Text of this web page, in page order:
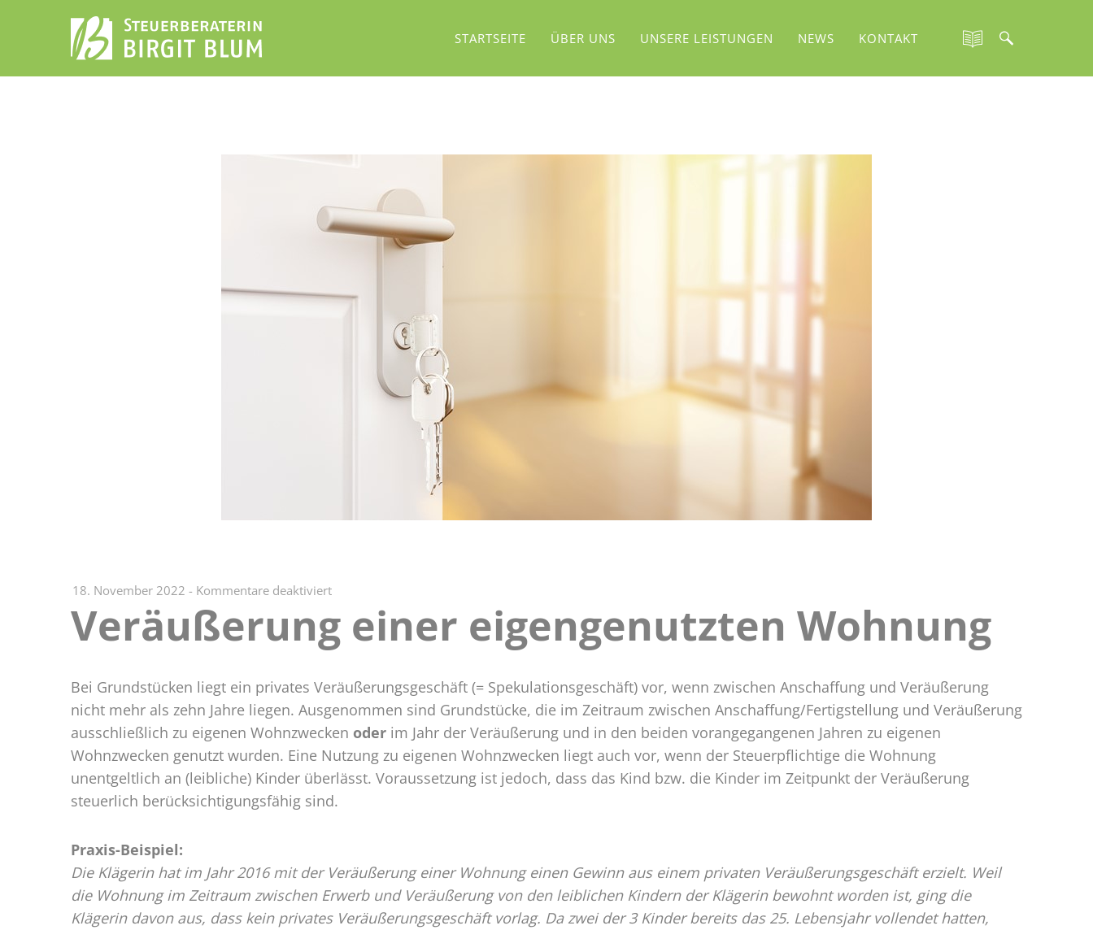
STARTSEITE ÜBER UNS UNSERE LEISTUNGEN NEWS KONTAKT
18. November 2022 - Kommentare deaktiviertfür
Veräußerung
einer
eigengenutzten
Veräußerung einer eigengenutzten Wohnung
Bei Grundstücken liegt ein privates Veräußerungsgeschäft (= Spekulationsgeschäft) vor, wenn zwischen Anschaffung und Veräußerung
nicht mehr als zehn Jahre liegen. Ausgenommen sind Grundstücke, die im Zeitraum zwischen Anschaffung/Fertigstellung und Veräußerung
ausschließlich zu eigenen Wohnzwecken oder im Jahr der Veräußerung und in den beiden vorangegangenen Jahren zu eigenen
Wohnzwecken genutzt wurden. Eine Nutzung zu eigenen Wohnzwecken liegt auch vor, wenn der Steuerpflichtige die Wohnung
unentgeltlich an (leibliche) Kinder überlässt. Voraussetzung ist jedoch, dass das Kind bzw. die Kinder im Zeitpunkt der Veräußerung
steuerlich berücksichtigungsfähig sind.
Praxis-Beispiel:
Die Klägerin hat im Jahr 2016 mit der Veräußerung einer Wohnung einen Gewinn aus einem privaten Veräußerungsgeschäft erzielt. Weil
die Wohnung im Zeitraum zwischen Erwerb und Veräußerung von den leiblichen Kindern der Klägerin bewohnt worden ist, ging die
Klägerin davon aus, dass kein privates Veräußerungsgeschäft vorlag. Da zwei der 3 Kinder bereits das 25. Lebensjahr vollendet hatten,